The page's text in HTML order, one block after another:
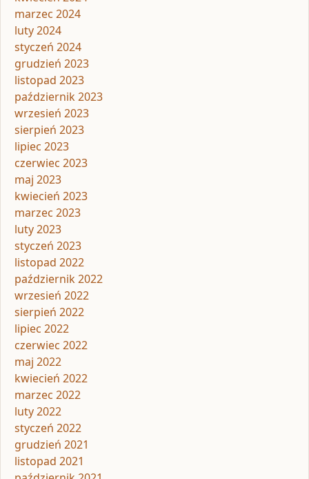
marzec 2024
luty 2024
styczeń 2024
grudzień 2023
listopad 2023
październik 2023
wrzesień 2023
sierpień 2023
lipiec 2023
czerwiec 2023
maj 2023
kwiecień 2023
marzec 2023
luty 2023
styczeń 2023
listopad 2022
październik 2022
wrzesień 2022
sierpień 2022
lipiec 2022
czerwiec 2022
maj 2022
kwiecień 2022
marzec 2022
luty 2022
styczeń 2022
grudzień 2021
listopad 2021